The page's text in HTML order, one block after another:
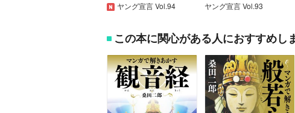
ヤング宣言 Vol.94 ヤング宣言 Vol.93
この本に関心がある人におすすめし